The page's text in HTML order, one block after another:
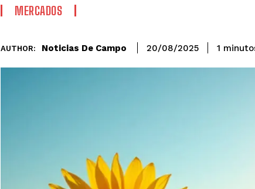
MERCADOS
AUTHOR: Noticias De Campo 20/08/2025 1